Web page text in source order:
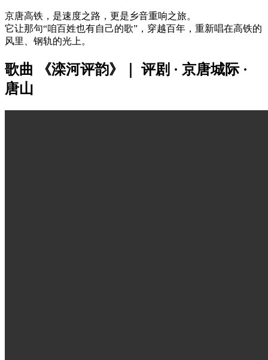
京唐高铁，是速度之路，更是乡音重响之旅。
它让那句“咱百姓也有自己的歌”，穿越百年，重新唱在高铁的
风里、钢轨的光上。
歌曲 《滦河评韵》｜ 评剧 · 京唐城际 ·
唐山